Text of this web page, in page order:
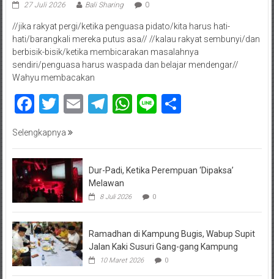
27 Juli 2026 Bali Sharing 0
//jika rakyat pergi/ketika penguasa pidato/kita harus hati-
hati/barangkali mereka putus asa// //kalau rakyat sembunyi/dan
berbisik-bisik/ketika membicarakan masalahnya
sendiri/penguasa harus waspada dan belajar mendengar//
Wahyu membacakan
Facebook
Twitter
EmailTelegram
WhatsApp
Line
Selengkapnya
Dur-Padi, Ketika Perempuan ‘Dipaksa’
Melawan
8 Juli 2026 0
Ramadhan di Kampung Bugis, Wabup Supit
Jalan Kaki Susuri Gang-gang Kampung
10 Maret 2026 0